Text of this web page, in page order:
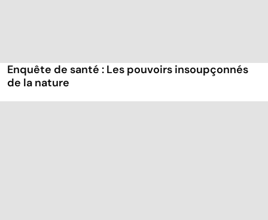
Enquête de santé : Les pouvoirs insoupçonnés
de la nature